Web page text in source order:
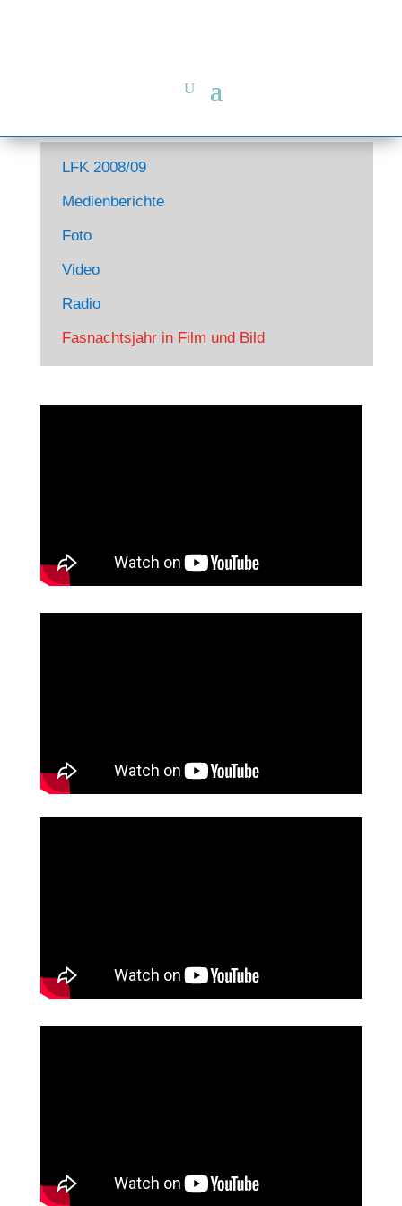
LFK 2008/09
Medienberichte
Foto
Video
Radio
Fasnachtsjahr in Film und Bild